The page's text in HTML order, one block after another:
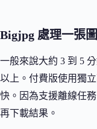
Bigjpg 處理一張
一般來說大約 3 到 5
以上。付費版使用獨
快。因為支援離線任
再下載結果。